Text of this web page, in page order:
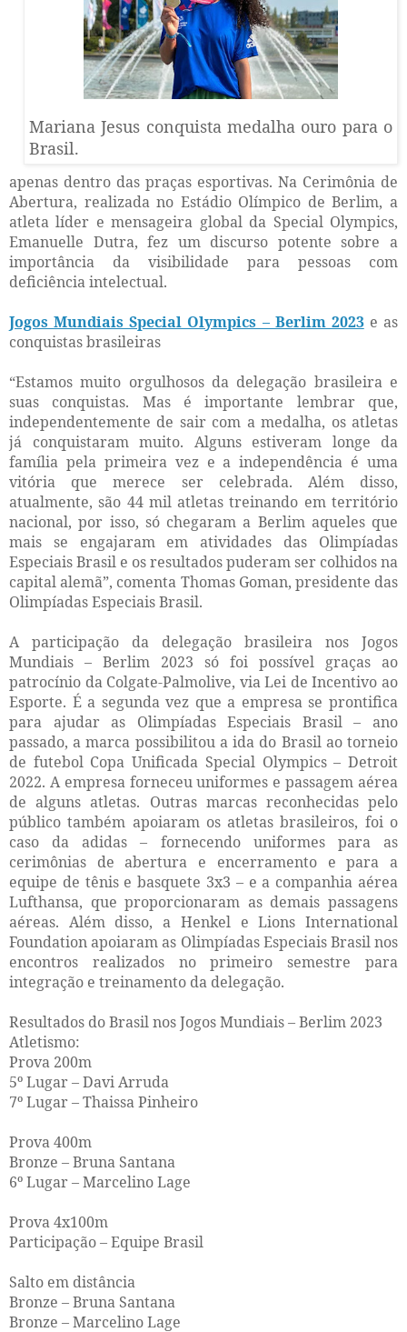
Mariana Jesus conquista medalha ouro para o
Brasil.
apenas dentro das praças esportivas. Na Cerimônia de
Abertura, realizada no Estádio Olímpico de Berlim, a
atleta líder e mensageira global da Special Olympics,
Emanuelle Dutra, fez um discurso potente sobre a
importância da visibilidade para pessoas com
deficiência intelectual.
Jogos Mundiais Special Olympics – Berlim 2023 e as
conquistas brasileiras
“Estamos muito orgulhosos da delegação brasileira e
suas conquistas. Mas é importante lembrar que,
independentemente de sair com a medalha, os atletas
já conquistaram muito. Alguns estiveram longe da
família pela primeira vez e a independência é uma
vitória que merece ser celebrada. Além disso,
atualmente, são 44 mil atletas treinando em território
nacional, por isso, só chegaram a Berlim aqueles que
mais se engajaram em atividades das Olimpíadas
Especiais Brasil e os resultados puderam ser colhidos na
capital alemã”, comenta Thomas Goman, presidente das
Olimpíadas Especiais Brasil.
A participação da delegação brasileira nos Jogos
Mundiais – Berlim 2023 só foi possível graças ao
patrocínio da Colgate-Palmolive, via Lei de Incentivo ao
Esporte. É a segunda vez que a empresa se prontifica
para ajudar as Olimpíadas Especiais Brasil – ano
passado, a marca possibilitou a ida do Brasil ao torneio
de futebol Copa Unificada Special Olympics – Detroit
2022. A empresa forneceu uniformes e passagem aérea
de alguns atletas. Outras marcas reconhecidas pelo
público também apoiaram os atletas brasileiros, foi o
caso da adidas – fornecendo uniformes para as
cerimônias de abertura e encerramento e para a
equipe de tênis e basquete 3x3 – e a companhia aérea
Lufthansa, que proporcionaram as demais passagens
aéreas. Além disso, a Henkel e Lions International
Foundation apoiaram as Olimpíadas Especiais Brasil nos
encontros realizados no primeiro semestre para
integração e treinamento da delegação.
Resultados do Brasil nos Jogos Mundiais – Berlim 2023
Atletismo:
Prova 200m
5º Lugar – Davi Arruda
7º Lugar – Thaissa Pinheiro
Prova 400m
Bronze – Bruna Santana
6º Lugar – Marcelino Lage
Prova 4x100m
Participação – Equipe Brasil
Salto em distância
Bronze – Bruna Santana
Bronze – Marcelino Lage